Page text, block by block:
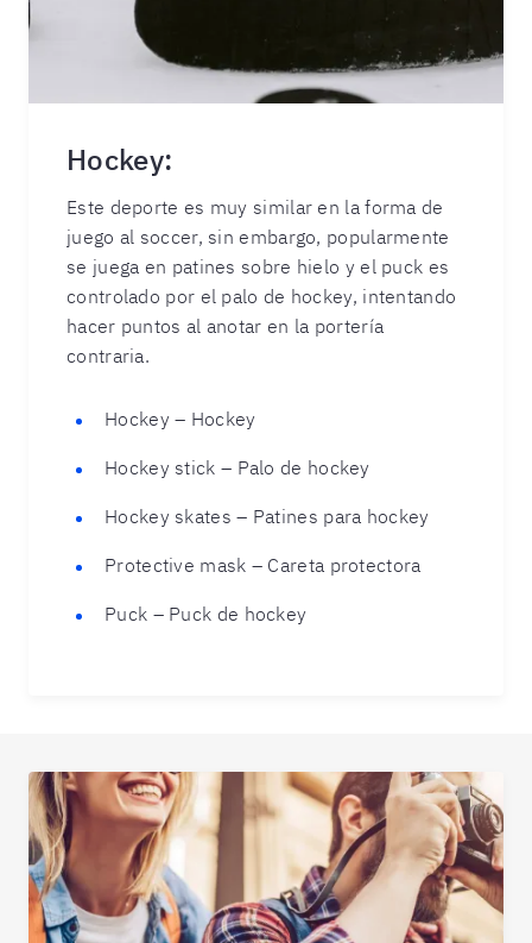
Hockey:
Este deporte es muy similar en la forma de
juego al soccer, sin embargo, popularmente
se juega en patines sobre hielo y el puck es
controlado por el palo de hockey, intentando
hacer puntos al anotar en la portería
contraria.
Hockey – Hockey
Hockey stick – Palo de hockey
Hockey skates – Patines para hockey
Protective mask – Careta protectora
Puck – Puck de hockey